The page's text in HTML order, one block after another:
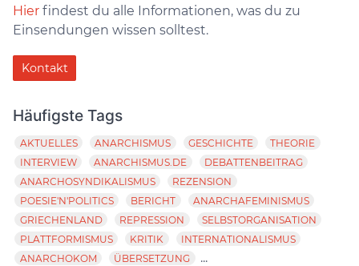
Hier findest du alle Informationen, was du zu
Einsendungen wissen solltest.
Kontakt
Häufigste Tags
AKTUELLES ANARCHISMUS GESCHICHTE
THEORIE
INTERVIEW
ANARCHISMUS.DE
DEBATTENBEITRAG
ANARCHOSYNDIKALISMUS
REZENSION
POESIE'N'POLITICS
BERICHT
ANARCHAFEMINISMUS
GRIECHENLAND
REPRESSION
SELBSTORGANISATION
PLATTFORMISMUS
KRITIK
INTERNATIONALISMUS
ANARCHOKOM
ÜBERSETZUNG ...